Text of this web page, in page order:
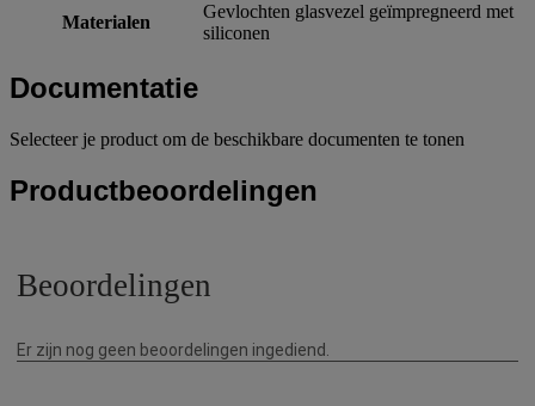
Materialen
Gevlochten glasvezel geïmpregneerd met
siliconen
Documentatie
Selecteer je product om de beschikbare documenten te tonen
Productbeoordelingen